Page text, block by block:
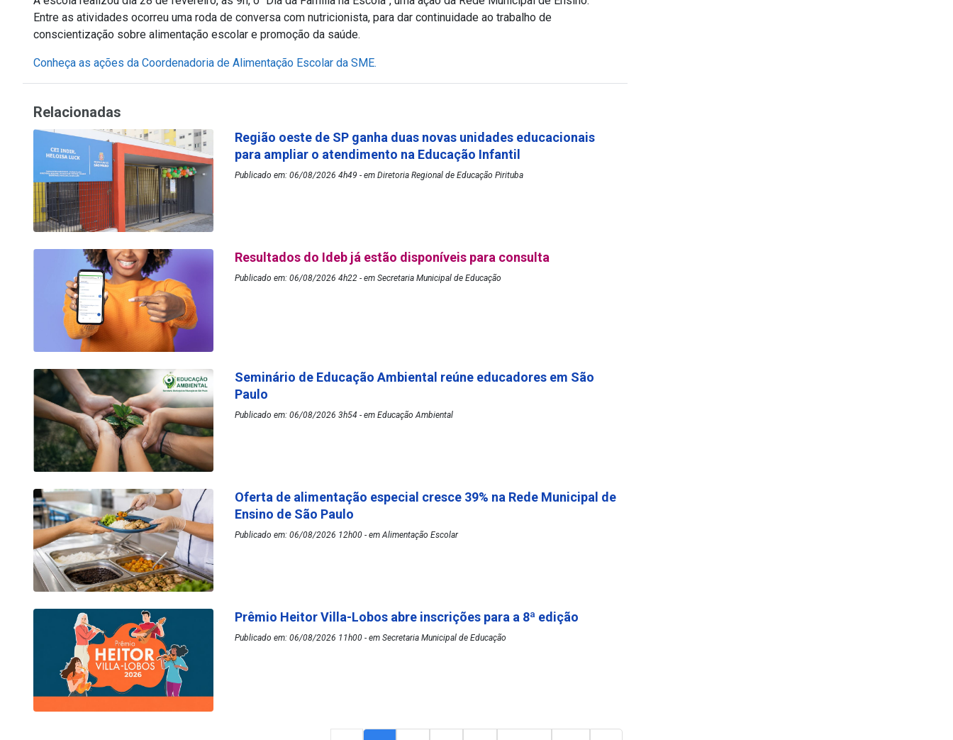
Entre as atividades ocorreu uma roda de conversa com nutricionista, para dar continuidade ao trabalho de
conscientização sobre alimentação escolar e promoção da saúde.
Conheça as ações da Coordenadoria de Alimentação Escolar da SME.
Relacionadas
Região oeste de SP ganha duas novas unidades educacionais
para ampliar o atendimento na Educação Infantil
Publicado em: 06/08/2026 4h49 - em Diretoria Regional de Educação Pirituba
Resultados do Ideb já estão disponíveis para consulta
Publicado em: 06/08/2026 4h22 - em Secretaria Municipal de Educação
Seminário de Educação Ambiental reúne educadores em São
Paulo
Publicado em: 06/08/2026 3h54 - em Educação Ambiental
Oferta de alimentação especial cresce 39% na Rede Municipal de
Ensino de São Paulo
Publicado em: 06/08/2026 12h00 - em Alimentação Escolar
Prêmio Heitor Villa-Lobos abre inscrições para a 8ª edição
Publicado em: 06/08/2026 11h00 - em Secretaria Municipal de Educação